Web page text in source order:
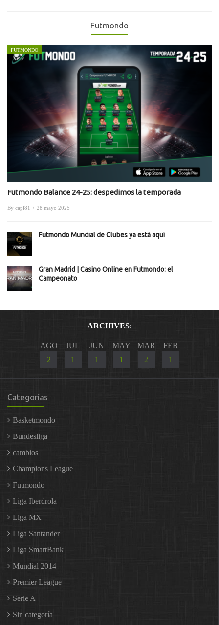
Futmondo
FUTMONDO
Futmondo Balance 24-25: despedimos la temporada
By capi81 / 28 mayo 2025
Futmondo Mundial de Clubes ya está aquí
Gran Madrid | Casino Online en Futmondo: el
Campeonato
ARCHIVES:
AGO
2
JUL
1
JUN
1
MAY
1
MAR
2
FEB
1
Categorías
Basketmondo
Bundesliga
cambios
Champions League
Futmondo
Liga Iberdrola
Liga MX
Liga Santander
Liga SmartBank
Mundial 2014
Premier League
Serie A
Sin categoría